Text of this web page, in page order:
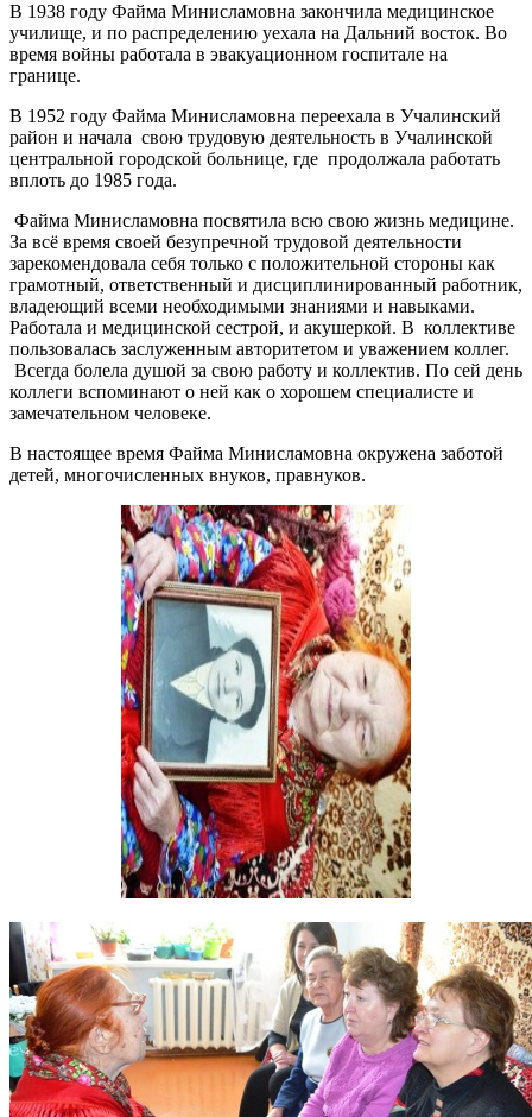
В 1938 году Файма Минисламовна закончила медицинское
училище, и по распределению уехала на Дальний восток. Во
время войны работала в эвакуационном госпитале на
границе.
В 1952 году Файма Минисламовна переехала в Учалинский
район и начала свою трудовую деятельность в Учалинской
центральной городской больнице, где продолжала работать
вплоть до 1985 года.
Файма Минисламовна посвятила всю свою жизнь медицине.
За всё время своей безупречной трудовой деятельности
зарекомендовала себя только с положительной стороны как
грамотный, ответственный и дисциплинированный работник,
владеющий всеми необходимыми знаниями и навыками.
Работала и медицинской сестрой, и акушеркой. В коллективе
пользовалась заслуженным авторитетом и уважением коллег.
Всегда болела душой за свою работу и коллектив. По сей день
коллеги вспоминают о ней как о хорошем специалисте и
замечательном человеке.
В настоящее время Файма Минисламовна окружена заботой
детей, многочисленных внуков, правнуков.